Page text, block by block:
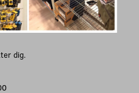
dig.